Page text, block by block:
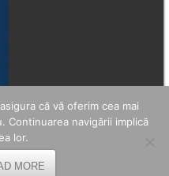
că vă oferim cea mai
navigării implică
lor.
MORE